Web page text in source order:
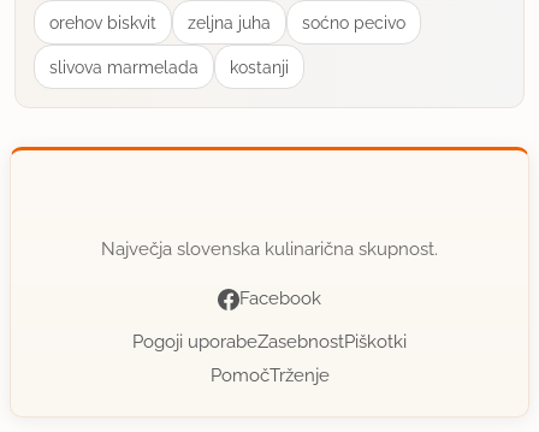
orehov biskvit zeljna juha soćno pecivo
slivova marmelada kostanji
Največja slovenska kulinarična skupnost.
Facebook
Pogoji uporabeZasebnostPiškotki
PomočTrženje